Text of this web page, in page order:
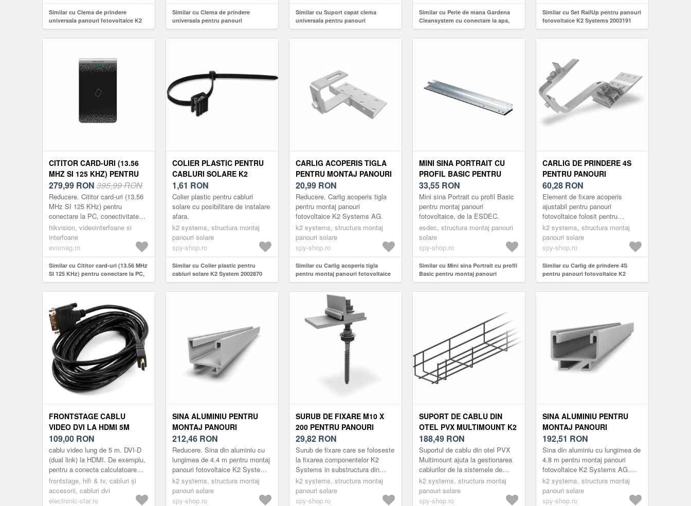
Similar cu Clema de prindere
universala panouri fotovoltaice K2
2004148, 25–40 mm, aluminiu
anodizat negru
Similar cu Clema de prindere
universala pentru panouri
fotovoltaice ESDEC
Similar cu Suport capat clema
universala pentru panouri
fotovoltaice ESDEC
Similar cu Perie de mana Gardena
Cleansystem cu conectare la apa,
308mm (Negru)
Similar cu Set RailUp pentru panouri
fotovoltaice K2 Systems 2003191
CITITOR CARD-URI (13.56
MHZ SI 125 KHZ) PENTRU
CONECTARE LA PC,
CONECTIVITATE USB
(DRIVER FREE)
279,99 RON 395,99 RON
Reducere. Cititor card-uri (13.56
MHz SI 125 KHz) pentru
conectare la PC, conectivitate
USB (driver free). Folosit pentru
a inscrie card-urile.
hikvision, videointerfoane si
interfoane
evomag.ro
Similar cu Cititor card-uri (13.56 MHz
SI 125 KHz) pentru conectare la PC,
conectivitate USB (driver free)
COLIER PLASTIC PENTRU
CABLURI SOLARE K2
SYSTEM 2002870
1,61 RON
Colier plastic pentru cabluri
solare cu posibilitare de instalare
afara.
k2 systems, structura montaj
panouri solare
spy-shop.ro
Similar cu Colier plastic pentru
cabluri solare K2 System 2002870
CARLIG ACOPERIS TIGLA
PENTRU MONTAJ PANOURI
FOTOVOLTAICE K2
SYSTEMS AG
20,99 RON
Reducere. Carlig acoperis tigla
pentru montaj panouri
fotovoltaice K2 Systems AG.
k2 systems, structura montaj
panouri solare
spy-shop.ro
Similar cu Carlig acoperis tigla
pentru montaj panouri fotovoltaice
K2 Systems AG
MINI SINA PORTRAIT CU
PROFIL BASIC PENTRU
MONTAJ PANOURI
FOTOVOLTAICE ESDEC
33,55 RON
Mini sina Portrait cu profil Basic
pentru montaj panouri
fotovoltaice, de la ESDEC.
esdec, structura montaj panouri
solare
spy-shop.ro
Similar cu Mini sina Portrait cu profil
Basic pentru montaj panouri
fotovoltaice ESDEC
CARLIG DE PRINDERE 4S
PENTRU PANOURI
FOTOVOLTAICE K2
SINGLERAIL 2003144
60,28 RON
Element de fixare acoperis
ajustabil pentru panouri
fotovoltaice folosit pentru
sistemul K2 SingleRail
k2 systems, structura montaj
panouri solare
spy-shop.ro
Similar cu Carlig de prindere 4S
pentru panouri fotovoltaice K2
SingleRail 2003144
FRONTSTAGE CABLU
VIDEO DVI LA HDMI 5M
109,00 RON
cablu video lung de 5 m. DVI-D
(dual link) la HDMI. De exemplu,
pentru a conecta calculatoare
sau laptopuri la monitoare sau
proiectoare.
frontstage, hifi & tv, cabluri și
accesorii, cabluri dvi
electronic-star.ro
SINA ALUMINIU PENTRU
MONTAJ PANOURI
FOTOVOLTAICE K2
SYSTEMS AG, 4.4 M
212,46 RON
Reducere. Sina din aluminiu cu
lungimea de 4.4 m pentru montaj
panouri fotovoltaice K2 Systems
AG. Transportul acestui produs
va genera un cost suplimentar i...
k2 systems, structura montaj
panouri solare
spy-shop.ro
SURUB DE FIXARE M10 X
200 PENTRU PANOURI
FOTOVOLTAICE K2
SINGLERAIL 2003273
29,82 RON
Surub de fixare care se foloseste
la fixarea componentelor K2
Systems in substructura din
lemn, potrivite pentru acoperisuri
ondulate din fibrociment.
k2 systems, structura montaj
panouri solare
spy-shop.ro
SUPORT DE CABLU DIN
OTEL PVX MULTIMOUNT K2
SYSTEMS 2004054, 3000 X
100 X 75 MM
188,49 RON
Suportul de cablu din otel PVX
Multimount ajuta la gestionarea
cablurilor de la sistemele de
panouri fotovoltaice pe
acoperisurile plate.
k2 systems, structura montaj
panouri solare
spy-shop.ro
SINA ALUMINIU PENTRU
MONTAJ PANOURI
FOTOVOLTAICE K2
SYSTEMS SOLIDRAIL
ULTRALIGHT 2004394, 4.8 M
192,51 RON
Sina din aluminiu cu lungimea de
4.8 m pentru montaj panouri
fotovoltaice K2 Systems AG.
Transportul acestui produs va
genera un cost suplimentar i...
k2 systems, structura montaj
panouri solare
spy-shop.ro